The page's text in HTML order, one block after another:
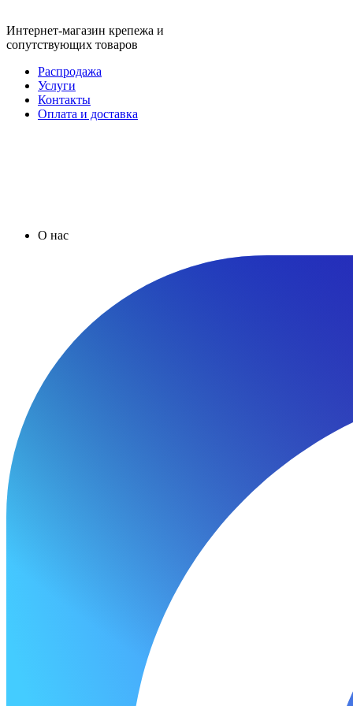
Интернет-магазин крепежа и
сопутствующих товаров
Распродажа
Услуги
Контакты
Оплата и доставка
О нас